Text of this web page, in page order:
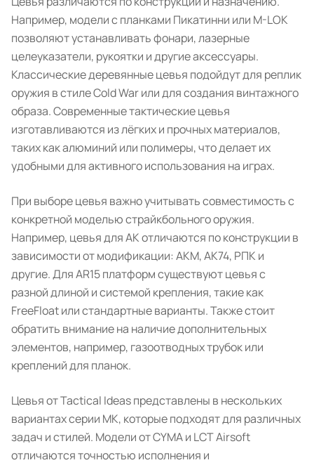
Например, модели с планками Пикатинни или M-LOK
позволяют устанавливать фонари, лазерные
целеуказатели, рукоятки и другие аксессуары.
Классические деревянные цевья подойдут для реплик
оружия в стиле Cold War или для создания винтажного
образа. Современные тактические цевья
изготавливаются из лёгких и прочных материалов,
таких как алюминий или полимеры, что делает их
удобными для активного использования на играх.
При выборе цевья важно учитывать совместимость с
конкретной моделью страйкбольного оружия.
Например, цевья для АК отличаются по конструкции в
зависимости от модификации: АКМ, АК74, РПК и
другие. Для AR15 платформ существуют цевья с
разной длиной и системой крепления, такие как
FreeFloat или стандартные варианты. Также стоит
обратить внимание на наличие дополнительных
элементов, например, газоотводных трубок или
креплений для планок.
Цевья от Tactical Ideas представлены в нескольких
вариантах серии МК, которые подходят для различных
задач и стилей. Модели от CYMA и LCT Airsoft
отличаются точностью исполнения и